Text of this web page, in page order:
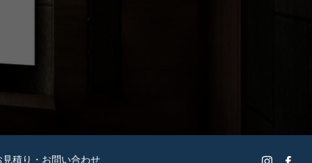
見積り・お問い合わせ